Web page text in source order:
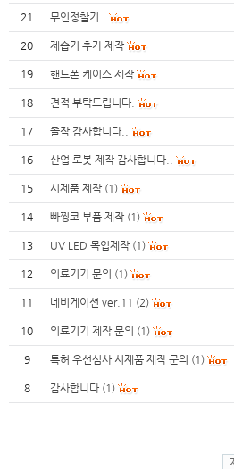
21 무인정찰기..
20 제습기 추가 제작
19 핸드폰 케이스 제작
18 견적 부탁드립니다.
17 졸작 감사합니다..
16 산업 로봇 제작 감사합니다..
15 시제품 제작 (1)
14 빠찡코 부품 제작 (1)
13 UV LED 목업제작 (1)
12 의료기기 문의 (1)
11 네비게이션 ver.11 (2)
10 의료기기 제작 문의 (1)
9 특허 우선심사 시제품 제작 문의 (1)
8 감사합니다 (1)